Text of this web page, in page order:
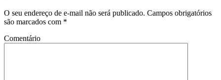
O seu endereço de e-mail não será publicado. Campos obrigatórios
são marcados com *
Comentário